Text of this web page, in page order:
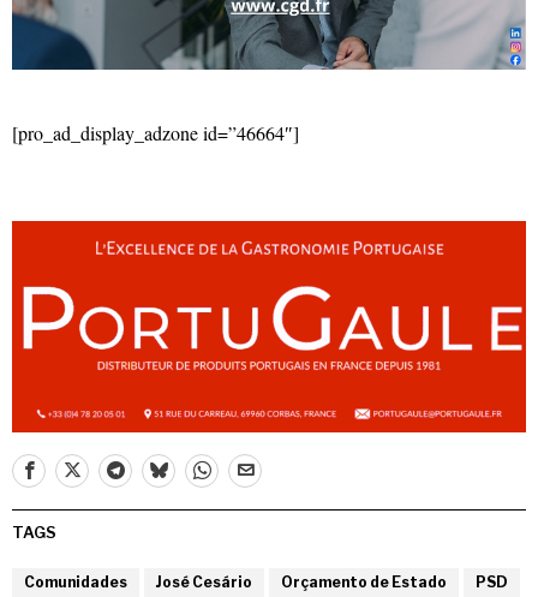
[pro_ad_display_adzone id=”46664″]
TAGS
Comunidades José Cesário Orçamento de Estado PSD